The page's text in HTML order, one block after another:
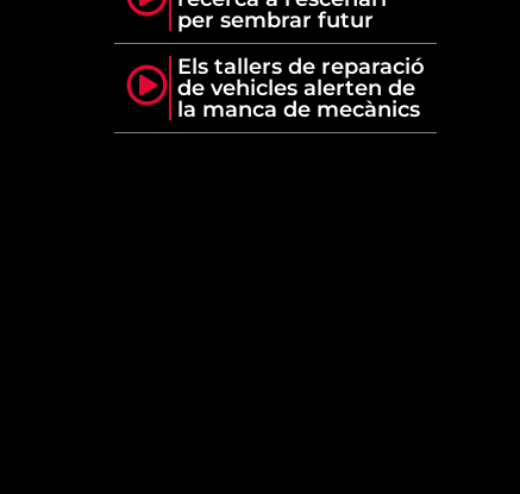
per sembrar futur
Els tallers de reparació
de vehicles alerten de
la manca de mecànics